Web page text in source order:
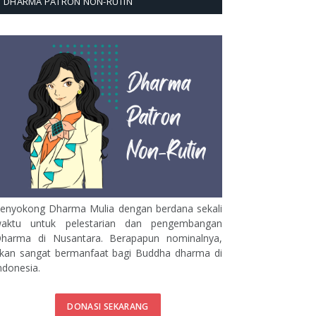
Dharma Mulia dengan berdana sekali
untuk pelestarian dan pengembangan
di Nusantara. Berapapun nominalnya,
sangat bermanfaat bagi Buddha dharma di
DONASI SEKARANG